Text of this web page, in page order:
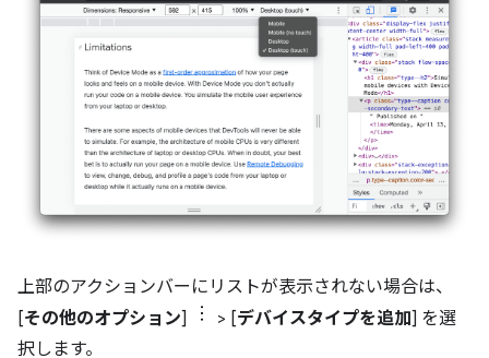
上部のアクションバーにリストが表示されない場合は、
[その他のオプション] > [デバイスタイプを追加] を選
択します。